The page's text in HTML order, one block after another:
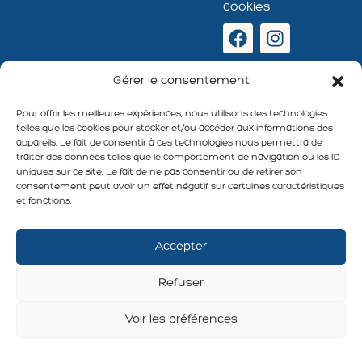
Gérer le consentement
Pour offrir les meilleures expériences, nous utilisons des technologies
telles que les cookies pour stocker et/ou accéder aux informations des
appareils. Le fait de consentir à ces technologies nous permettra de
traiter des données telles que le comportement de navigation ou les ID
uniques sur ce site. Le fait de ne pas consentir ou de retirer son
consentement peut avoir un effet négatif sur certaines caractéristiques
et fonctions.
Accepter
Refuser
Voir les préférences
cookies
S'abonner